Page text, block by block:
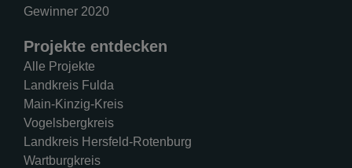
Gewinner 2020
Projekte entdecken
Alle Projekte
Landkreis Fulda
Main-Kinzig-Kreis
Vogelsbergkreis
Landkreis Hersfeld-Rotenburg
Wartburgkreis